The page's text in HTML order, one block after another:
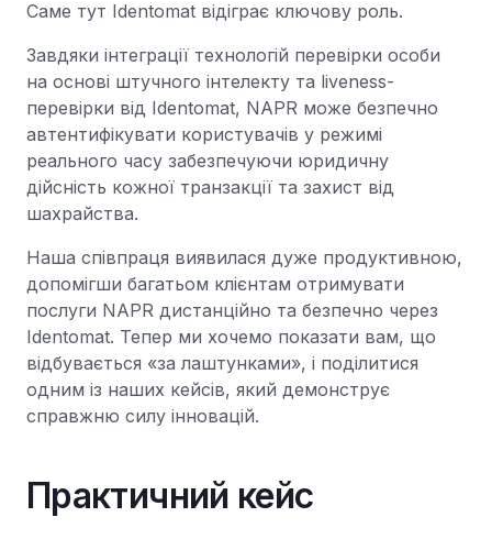
Саме тут Identomat відіграє ключову роль.
Завдяки інтеграції технологій перевірки особи
на основі штучного інтелекту та liveness-
перевірки від Identomat, NAPR може безпечно
автентифікувати користувачів у режимі
реального часу забезпечуючи юридичну
дійсність кожної транзакції та захист від
шахрайства.
Наша співпраця виявилася дуже продуктивною,
допомігши багатьом клієнтам отримувати
послуги NAPR дистанційно та безпечно через
Identomat. Тепер ми хочемо показати вам, що
відбувається «за лаштунками», і поділитися
одним із наших кейсів, який демонструє
справжню силу інновацій.
Практичний кейс